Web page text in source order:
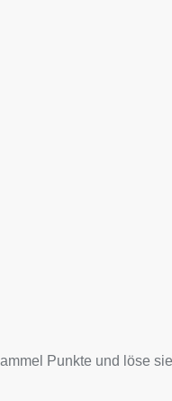
Punkte und löse